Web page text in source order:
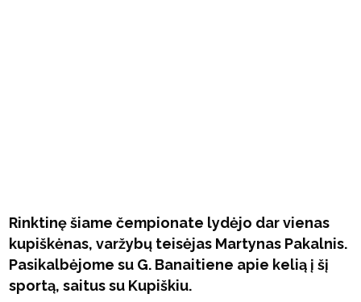
Rinktinę šiame čempionate lydėjo dar vienas
kupiškėnas, varžybų teisėjas Martynas Pakalnis.
Pasikalbėjome su G. Banaitiene apie kelią į šį
sportą, saitus su Kupiškiu.